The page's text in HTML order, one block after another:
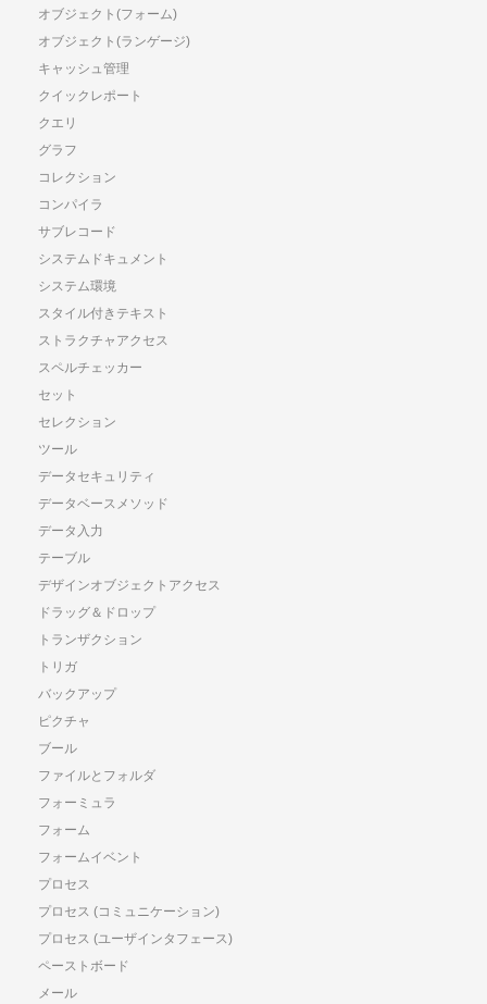
オブジェクト(フォーム)
オブジェクト(ランゲージ)
キャッシュ管理
クイックレポート
クエリ
グラフ
コレクション
コンパイラ
サブレコード
システムドキュメント
システム環境
スタイル付きテキスト
ストラクチャアクセス
スペルチェッカー
セット
セレクション
ツール
データセキュリティ
データベースメソッド
データ入力
テーブル
デザインオブジェクトアクセス
ドラッグ＆ドロップ
トランザクション
トリガ
バックアップ
ピクチャ
ブール
ファイルとフォルダ
フォーミュラ
フォーム
フォームイベント
プロセス
プロセス (コミュニケーション)
プロセス (ユーザインタフェース)
ペーストボード
メール